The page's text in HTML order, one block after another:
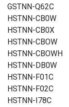
GSTNN-Q62C
HSTNN-CB0W
HSTNN-CB0X
HSTNN-CBOW
HSTNN-CBOWH
HSTNN-DB0W
HSTNN-F01C
HSTNN-F02C
HSTNN-I78C